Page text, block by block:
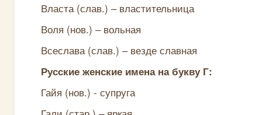
Власта (слав.) – властительница
Воля (нов.) – вольная
Всеслава (слав.) – везде славная
Русские женские имена на букву Г:
Гайя (нов.) - супруга